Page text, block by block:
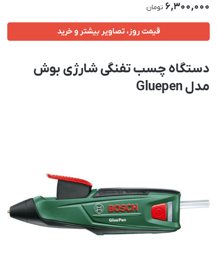
6,300,000 تومان
قیمت روز، تصاویر بیشتر و خرید
دستگاه چسب تفنگی شارژی بوش
مدل Gluepen